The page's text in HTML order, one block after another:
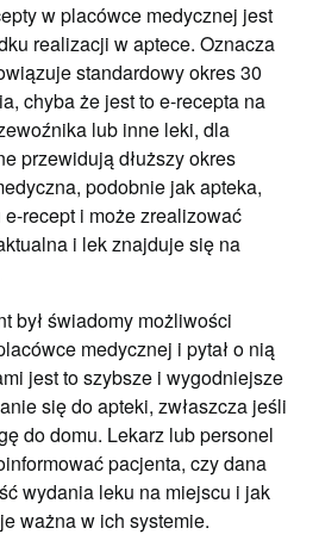
w placówce medycznej jest
realizacji w aptece. Oznacza
standardowy okres 30
chyba że jest to e-recepta na
lub inne leki, dla
przewidują dłuższy okres
podobnie jak apteka,
recept i może zrealizować
i lek znajduje się na
był świadomy możliwości
medycznej i pytał o nią
jest to szybsze i wygodniejsze
się do apteki, zwłaszcza jeśli
do domu. Lekarz lub personel
pacjenta, czy dana
wydania leku na miejscu i jak
ważna w ich systemie.